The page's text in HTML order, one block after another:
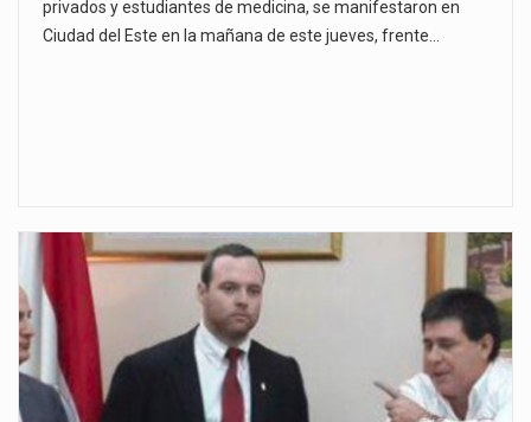
privados y estudiantes de medicina, se manifestaron en
Ciudad del Este en la mañana de este jueves, frente…